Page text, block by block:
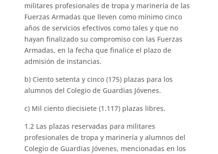
militares profesionales de tropa y marinería de las
Fuerzas Armadas que lleven como mínimo cinco
años de servicios efectivos como tales y que no
hayan finalizado su compromiso con las Fuerzas
Armadas, en la fecha que finalice el plazo de
admisión de instancias.
b) Ciento setenta y cinco (175) plazas para los
alumnos del Colegio de Guardias Jóvenes.
c) Mil ciento diecisiete (1.117) plazas libres.
1.2 Las plazas reservadas para militares
profesionales de tropa y marinería y alumnos del
Colegio de Guardias Jóvenes, mencionadas en los